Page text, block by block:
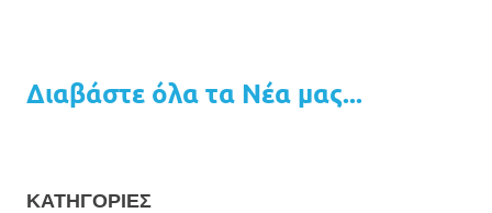
Διαβάστε όλα τα Νέα μας...
ΚΑΤΗΓΟΡΙΕΣ